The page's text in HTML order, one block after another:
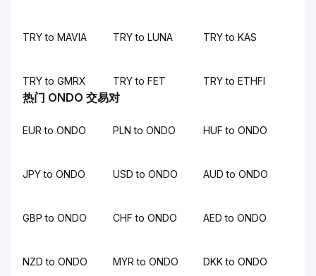
TRY to MAVIA TRY to LUNA TRY to KAS
TRY to GMRX TRY to FET TRY to ETHFI
热门 ONDO 交易对
EUR to ONDO PLN to ONDO HUF to ONDO
JPY to ONDO USD to ONDO AUD to ONDO
GBP to ONDO CHF to ONDO AED to ONDO
NZD to ONDO MYR to ONDO DKK to ONDO